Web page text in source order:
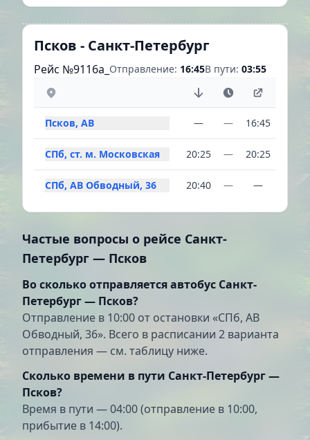
Псков - Санкт-Петербург
Рейс №9116a_ Отправление: 16:45В пути: 03:55
Псков, АВ — — 16:45
СПб, ст. м. Московская 20:25 — 20:25
СПб, АВ Обводный, 36 20:40 — —
Частые вопросы о рейсе Санкт-
Петербург — Псков
Во сколько отправляется автобус Санкт-
Петербург — Псков?
Отправление в 10:00 от остановки «СПб, АВ
Обводный, 36». Всего в расписании 2 варианта
отправления — см. таблицу ниже.
Сколько времени в пути Санкт-Петербург —
Псков?
Время в пути — 04:00 (отправление в 10:00,
прибытие в 14:00).